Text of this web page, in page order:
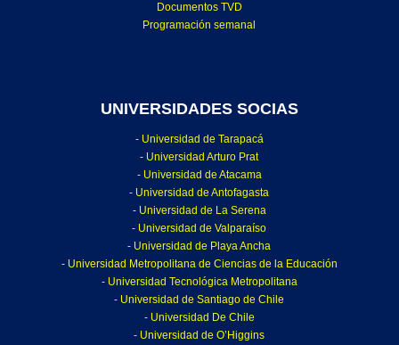
Documentos TVD
Programación semanal
UNIVERSIDADES SOCIAS
- Universidad de Tarapacá
- Universidad Arturo Prat
- Universidad de Atacama
- Universidad de Antofagasta
- Universidad de La Serena
- Universidad de Valparaíso
- Universidad de Playa Ancha
- Universidad Metropolitana de Ciencias de la Educación
- Universidad Tecnológica Metropolitana
- Universidad de Santiago de Chile
- Universidad De Chile
- Universidad de O’Higgins